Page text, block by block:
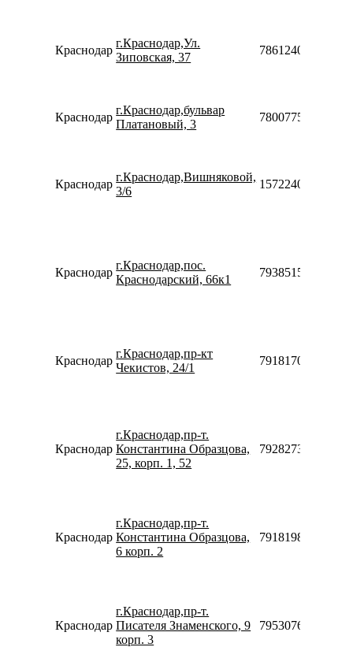
Краснодар
г.Краснодар,Ул.
Зиповская, 37
78612400645
Краснодар
г.Краснодар,бульвар
Платановый, 3
78007753553
Краснодар
г.Краснодар,Вишняковой,
3/6
Краснодар
г.Краснодар,пос.
Краснодарский, 66к1
79385155720
Краснодар
г.Краснодар,пр-кт
Чекистов, 24/1
79181700764
Краснодар
г.Краснодар,пр-т.
Константина Образцова,
25, корп. 1, 52
79282738448
Краснодар
г.Краснодар,пр-т.
Константина Образцова,
6 корп. 2
79181981650
Краснодар
г.Краснодар,пр-т.
Писателя Знаменского, 9
корп. 3
79530763080